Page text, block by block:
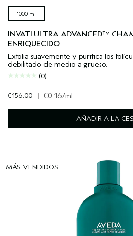
1000 ml
INVATI ULTRA ADVANCED™
ENRIQUECIDO
Exfolia suavemente y purifica los
debilitado de medio a grueso.
(0)
€156.00 | €0.16/ml
AÑADIR A LA
MÁS VENDIDOS